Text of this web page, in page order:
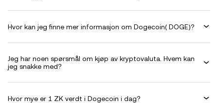
Hvor kan jeg finne mer informasjon om Dogecoin( DOGE)?
Jeg har noen spørsmål om kjøp av kryptovaluta. Hvem kan
jeg snakke med?
Hvor mye er 1 ZK verdt i Dogecoin i dag?